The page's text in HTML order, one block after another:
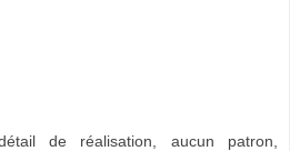
de réalisation, aucun patron,